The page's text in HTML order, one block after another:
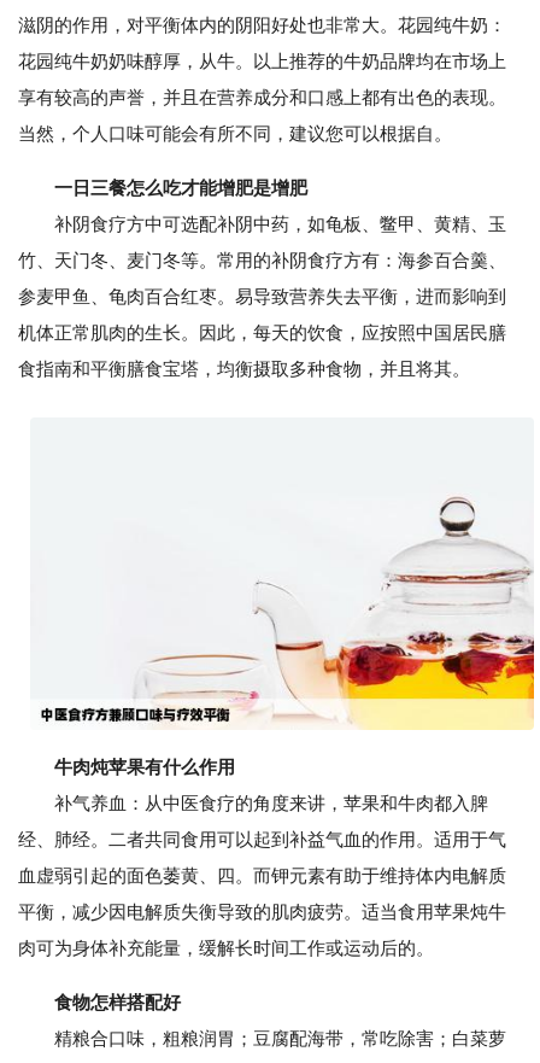
滋阴的作用，对平衡体内的阴阳好处也非常大。花园纯牛奶：
花园纯牛奶奶味醇厚，从牛。以上推荐的牛奶品牌均在市场上
享有较高的声誉，并且在营养成分和口感上都有出色的表现。
当然，个人口味可能会有所不同，建议您可以根据自。
一日三餐怎么吃才能增肥是增肥
补阴食疗方中可选配补阴中药，如龟板、鳖甲、黄精、玉
竹、天门冬、麦门冬等。常用的补阴食疗方有：海参百合羹、
参麦甲鱼、龟肉百合红枣。易导致营养失去平衡，进而影响到
机体正常肌肉的生长。因此，每天的饮食，应按照中国居民膳
食指南和平衡膳食宝塔，均衡摄取多种食物，并且将其。
牛肉炖苹果有什么作用
补气养血：从中医食疗的角度来讲，苹果和牛肉都入脾
经、肺经。二者共同食用可以起到补益气血的作用。适用于气
血虚弱引起的面色萎黄、四。而钾元素有助于维持体内电解质
平衡，减少因电解质失衡导致的肌肉疲劳。适当食用苹果炖牛
肉可为身体补充能量，缓解长时间工作或运动后的。
食物怎样搭配好
精粮合口味，粗粮润胃；豆腐配海带，常吃除害；白菜萝